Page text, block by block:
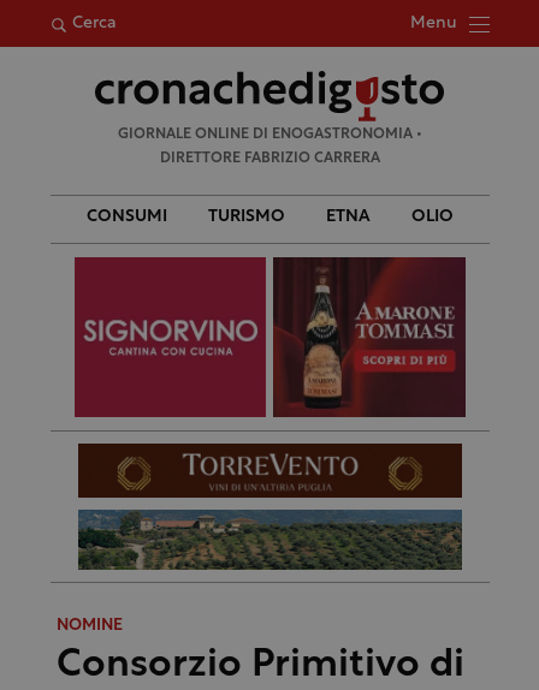
Cerca Menu
per:
GIORNALE ONLINE DI ENOGASTRONOMIA •
DIRETTORE FABRIZIO CARRERA
CONSUMI TURISMO ETNA OLIO
NOMINE
Consorzio Primitivo di